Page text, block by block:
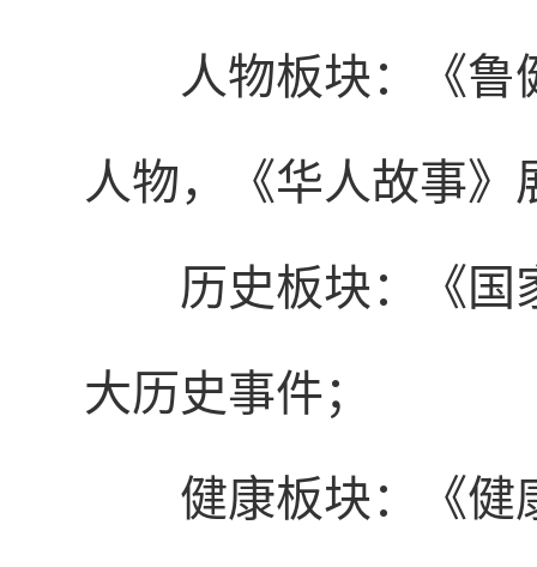
人物板块：
《
人物，《华人故事
历史板块：《国
大历史事件；
健康板块：《健